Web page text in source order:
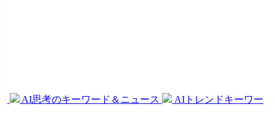
AI思考のキーワード＆ニュース
AIトレンドキーワー